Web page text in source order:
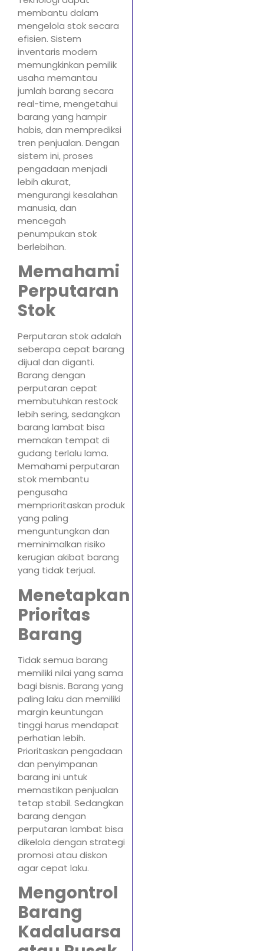
membantu dalam
mengelola stok secara
efisien. Sistem
inventaris modern
memungkinkan pemilik
usaha memantau
jumlah barang secara
real-time, mengetahui
barang yang hampir
habis, dan memprediksi
tren penjualan. Dengan
sistem ini, proses
pengadaan menjadi
lebih akurat,
mengurangi kesalahan
manusia, dan
mencegah
penumpukan stok
berlebihan.
Memahami
Perputaran
Stok
Perputaran stok adalah
seberapa cepat barang
dijual dan diganti.
Barang dengan
perputaran cepat
membutuhkan restock
lebih sering, sedangkan
barang lambat bisa
memakan tempat di
gudang terlalu lama.
Memahami perputaran
stok membantu
pengusaha
memprioritaskan produk
yang paling
menguntungkan dan
meminimalkan risiko
kerugian akibat barang
yang tidak terjual.
Menetapkan
Prioritas
Barang
Tidak semua barang
memiliki nilai yang sama
bagi bisnis. Barang yang
paling laku dan memiliki
margin keuntungan
tinggi harus mendapat
perhatian lebih.
Prioritaskan pengadaan
dan penyimpanan
barang ini untuk
memastikan penjualan
tetap stabil. Sedangkan
barang dengan
perputaran lambat bisa
dikelola dengan strategi
promosi atau diskon
agar cepat laku.
Mengontrol
Barang
Kadaluarsa